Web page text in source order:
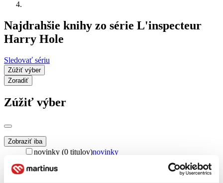
Najdrahšie knihy zo série L'inspecteur
Harry Hole
Sledovať sériu
Zúžiť výber
Zoradiť
Zúžiť výber
Zobraziť iba
novinky (0 titulov)novinky